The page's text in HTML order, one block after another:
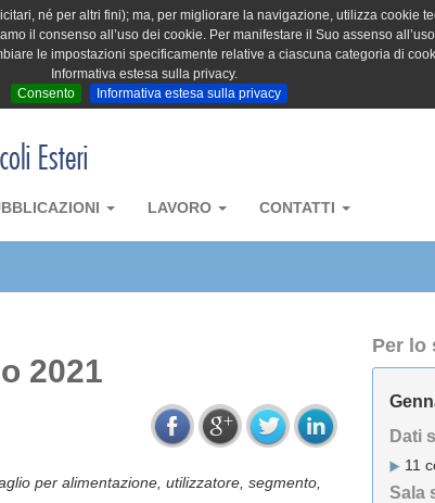
né per altri fini); ma, per migliorare la navigazione, utilizza cookie
il consenso all’uso dei cookie. Per manifestare il Suo assenso
le impostazioni specificamente relative a ciascuna categoria di
Informativa estesa sulla privacy.
Consento
Informativa estesa sulla privacy
LAVORO CONTATTI
2021
per alimentazione, utilizzatore, segmento,
Per lo
Dati
11
Sala